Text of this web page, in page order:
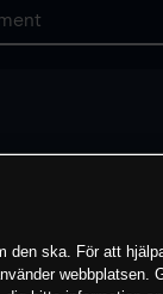
den ska. För att
webbplatsen.